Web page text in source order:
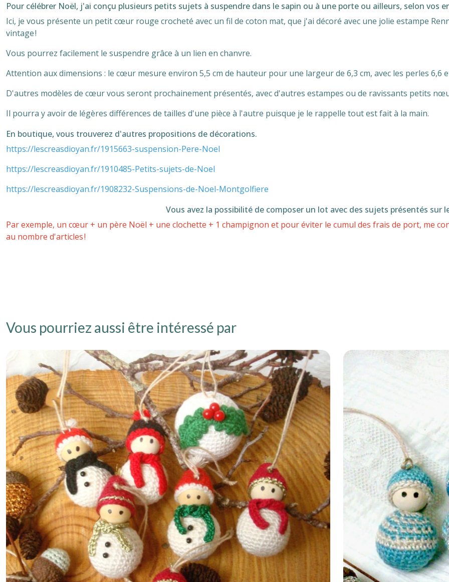
Pour célébrer Noël, j'ai conçu plusieurs petits sujets à suspendre dans le sapin ou à une porte ou ailleurs, selon vos
Ici, je vous présente un petit cœur rouge crocheté avec un fil de coton mat, que j'ai décoré avec une jolie estampe
vintage !
Vous pourrez facilement le suspendre grâce à un lien en chanvre.
Attention aux dimensions : le cœur mesure environ 5,5 cm de hauteur pour une largeur de 6,3 cm, avec les perles 6,6
D'autres modèles de cœur vous seront prochainement présentés, avec d'autres estampes ou de ravissants petits
Il pourra y avoir de légères différences de tailles d'une pièce à l'autre puisque je le rappelle tout est fait à la main.
En boutique, vous trouverez d'autres propositions de décorations.
https://lescreasdioyan.fr/1915663-suspension-Pere-Noel
https://lescreasdioyan.fr/1910485-Petits-sujets-de-Noel
https://lescreasdioyan.fr/1908232-Suspensions-de-Noel-Montgolfiere
Vous avez la possibilité de composer un lot avec des sujets présentés sur
Par exemple, un cœur + un père Noël + une clochette + 1 champignon et pour éviter le cumul des frais de port, me
au nombre d'articles !
Vous pourriez aussi être intéressé par